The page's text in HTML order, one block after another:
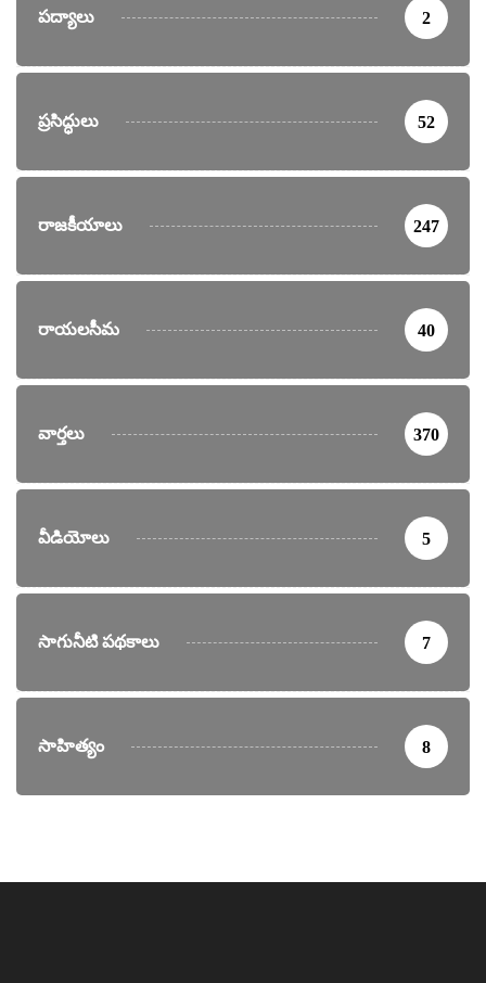
పద్యాలు 2
ప్రసిద్ధులు 52
రాజకీయాలు 247
రాయలసీమ 40
వార్తలు 370
వీడియోలు 5
సాగునీటి పథకాలు 7
సాహిత్యం 8